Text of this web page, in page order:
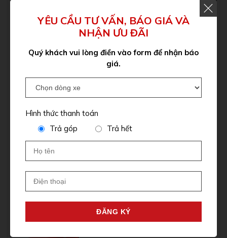
371,000,000VNĐ
Grand i10 Hatchback
352,000,000VNĐ
Accent All New 2025
410,000,000VNĐ
Elantra 2025
565,000,000VNĐ
YÊU CẦU TƯ VẤN, BÁO GIÁ VÀ
NHẬN ƯU ĐÃI
Quý khách vui lòng điền vào form để nhận báo
giá.
Hình thức thanh toán
Trả góp
Trả hết